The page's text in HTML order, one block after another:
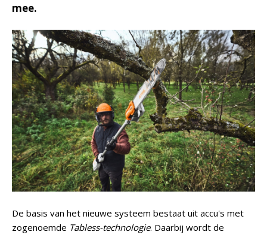
mee.
De basis van het nieuwe systeem bestaat uit accu's met
zogenoemde Tabless-technologie. Daarbij wordt de